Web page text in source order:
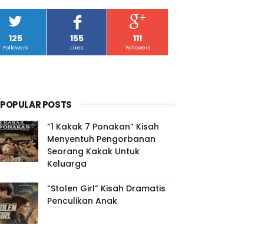
125
Followers
155
Likes
111
Followers
POPULAR POSTS
“1 Kakak 7 Ponakan” Kisah
Menyentuh Pengorbanan
Seorang Kakak Untuk
Keluarga
“Stolen Girl” Kisah Dramatis
Penculikan Anak